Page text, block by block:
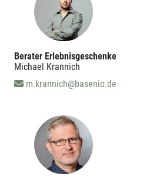
Berater Erlebnisgeschenke
Michael Krannich
m.krannich@basenio.de